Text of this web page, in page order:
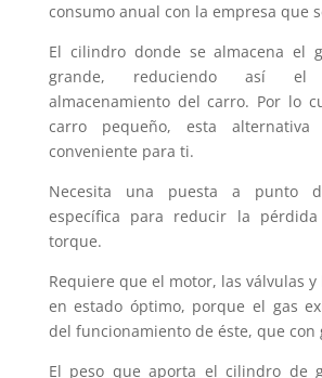
consumo anual con la empresa que
El cilindro donde se almacena el
grande, reduciendo así el
almacenamiento del carro. Por lo
carro pequeño, esta
conveniente para ti.
Necesita una puesta a punto
específica para reducir la
torque.
Requiere que el motor, las válvulas
en estado óptimo, porque el gas
del funcionamiento de éste, que con
El peso que aporta el cilindro de